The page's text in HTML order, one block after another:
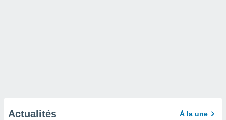
Actualités À la une